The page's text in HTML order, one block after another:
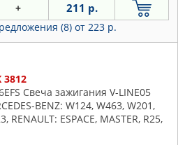
+ 211 р.
(8) от 223 р.
3812
Свеча зажигания V-LINE05
BENZ: W124, W463, W201,
RENAULT: ESPACE, MASTER, R25,